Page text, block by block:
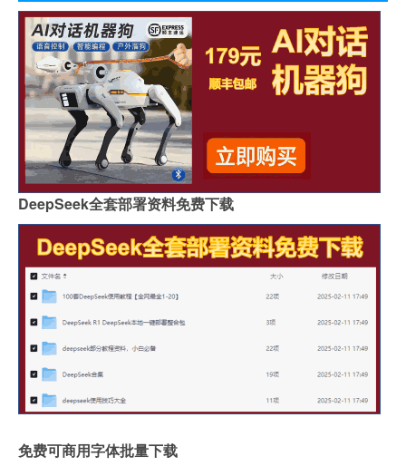
DeepSeek全套部署资料免费下载
免费可商用字体批量下载